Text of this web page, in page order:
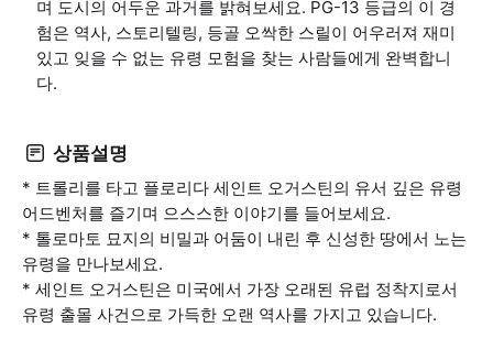
며 도시의 어두운 과거를 밝혀보세요. PG-13 등급의 이 경
험은 역사, 스토리텔링, 등골 오싹한 스릴이 어우러져 재미
있고 잊을 수 없는 유령 모험을 찾는 사람들에게 완벽합니
다.
상품설명
* 트롤리를 타고 플로리다 세인트 오거스틴의 유서 깊은 유령
어드벤처를 즐기며 으스스한 이야기를 들어보세요.
* 톨로마토 묘지의 비밀과 어둠이 내린 후 신성한 땅에서 노는
유령을 만나보세요.
* 세인트 오거스틴은 미국에서 가장 오래된 유럽 정착지로서
유령 출몰 사건으로 가득한 오랜 역사를 가지고 있습니다.